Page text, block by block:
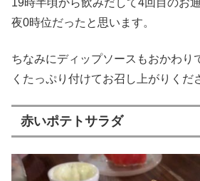
19時半頃から飲みだして4回目のお
夜0時位だったと思います。
ちなみにディップソースもおかわり
くたっぷり付けてお召し上がりくだ
赤いポテトサラダ